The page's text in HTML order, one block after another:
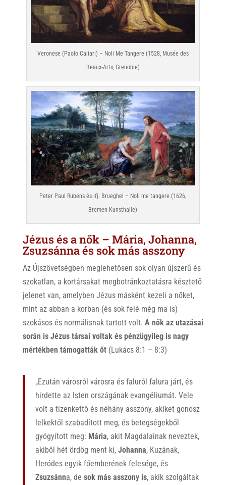
Veronese (Paolo Caliari) – Noli Me Tangere (1528, Musée des
Beaux-Arts, Grenoble)
Peter Paul Rubens és ifj. Brueghel – Noli me tangere (1626,
Bremen Kunsthalle)
Jézus és a nők – Mária, Johanna,
Zsuzsánna és sok más asszony
Az Újszövetségben meglehetősen sok olyan újszerű és
szokatlan, a kortársakat megbotránkoztatásra késztető
jelenet van, amelyben Jézus másként kezeli a nőket,
mint az abban a korban (és sok felé még ma is)
szokásos és normálisnak tartott volt. A nők az utazásai
során is Jézus társai voltak és pénzügyileg is nagy
mértékben támogatták őt (Lukács 8:1 – 8:3)
„Ezután városról városra és faluról falura járt, és
hirdette az Isten országának evangéliumát. Vele
volt a tizenkettő és néhány asszony, akiket gonosz
lelkektől szabadított meg, és betegségekből
gyógyított meg: Mária, akit Magdalainak neveztek,
akiből hét ördög ment ki, Johanna, Kuzának,
Heródes egyik főemberének felesége, és
Zsuzsánna, de sok más asszony is, akik szolgáltak